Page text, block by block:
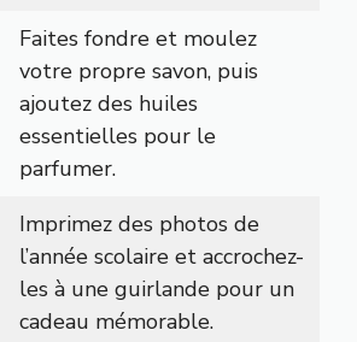
Faites fondre et moulez
votre propre savon, puis
ajoutez des huiles
essentielles pour le
parfumer.
Imprimez des photos de
l’année scolaire et accrochez-
les à une guirlande pour un
cadeau mémorable.